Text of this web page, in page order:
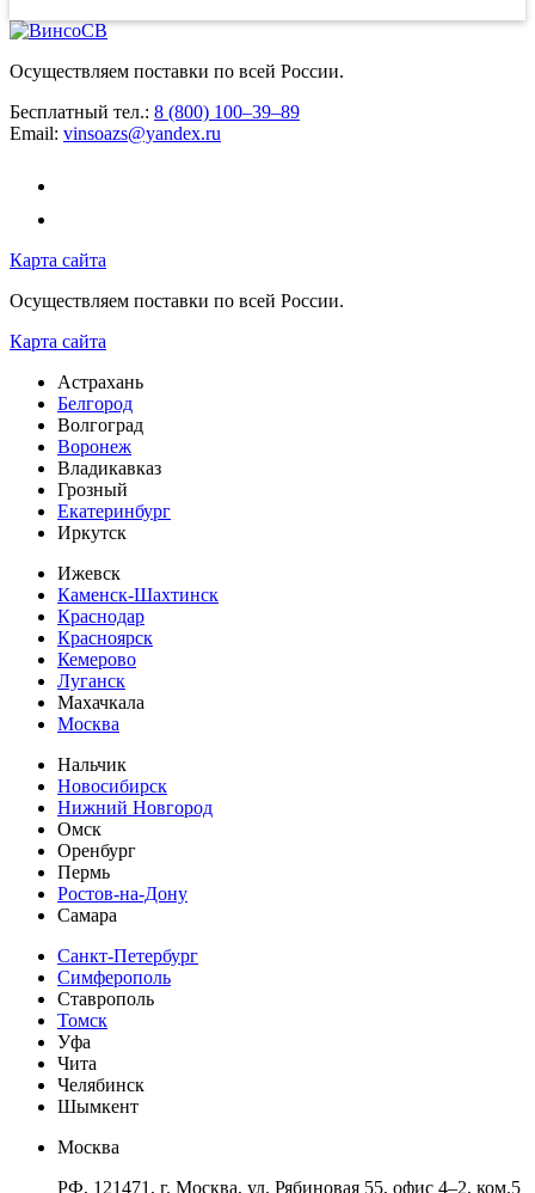
Осуществляем поставки по всей России.
Бесплатный тел.: 8 (800) 100–39–89
Email: vinsoazs@yandex.ru
Карта сайта
Осуществляем поставки по всей России.
Карта сайта
Астрахань
Белгород
Волгоград
Воронеж
Владикавказ
Грозный
Екатеринбург
Иркутск
Ижевск
Каменск-Шахтинск
Краснодар
Красноярск
Кемерово
Луганск
Махачкала
Москва
Нальчик
Новосибирск
Нижний Новгород
Омск
Оренбург
Пермь
Ростов-на-Дону
Самара
Санкт-Петербург
Симферополь
Ставрополь
Томск
Уфа
Чита
Челябинск
Шымкент
Москва
РФ, 121471, г. Москва, ул. Рябиновая 55, офис 4–2, ком.5